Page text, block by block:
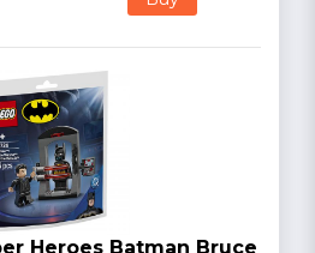
Heroes Batman Bruce